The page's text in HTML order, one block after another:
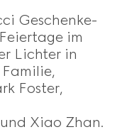
Geschenke-
im
Lichter in
Foster,
Xiao Zhan.